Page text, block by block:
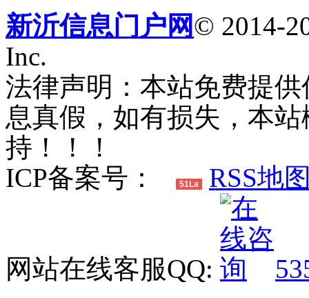
新沂信息门户网© 2014-
Inc.
法律声明：本站免费提
息真假，如有损失，本
持！！！
ICP备案号：
51La RSS地
网站在线客服QQ: